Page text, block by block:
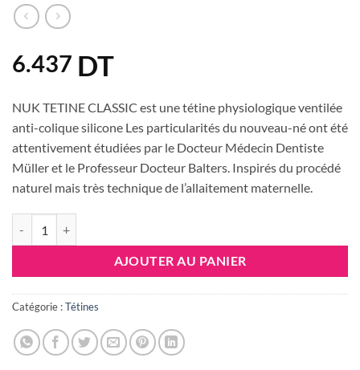
6.437 DT
NUK TETINE CLASSIC est une tétine physiologique ventilée
anti-colique silicone Les particularités du nouveau-né ont été
attentivement étudiées par le Docteur Médecin Dentiste
Müller et le Professeur Docteur Balters. Inspirés du procédé
naturel mais très technique de l’allaitement maternelle.
AJOUTER AU PANIER
Catégorie :Tétines